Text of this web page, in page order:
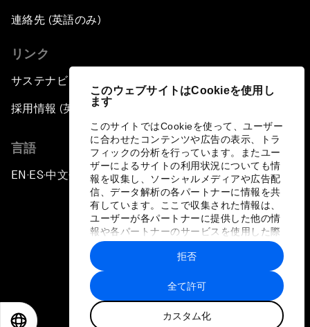
このウェブサイトはCookieを使用し
ます
このサイトではCookieを使って、ユーザー
に合わせたコンテンツや広告の表示、トラ
フィックの分析を行っています。またユー
ザーによるサイトの利用状況についても情
報を収集し、ソーシャルメディアや広告配
信、データ解析の各パートナーに情報を共
有しています。ここで収集された情報は、
ユーザーが各パートナーに提供した他の情
報や各パートナーのサービスを使用した際
に収集された情報と組み合わされ、各パー
トナーによって使用されることがありま
す。
全て許可
カスタム化
拒否
連絡先 (英語のみ)
リンク
サステナビリティへの取り組み
採用情報 (英語のみ)
言語
EN ▪ ES▪中文▪ 日本語
プライバシーポリシーと利用規約
サイトマップ
©
世界経済フォーラム